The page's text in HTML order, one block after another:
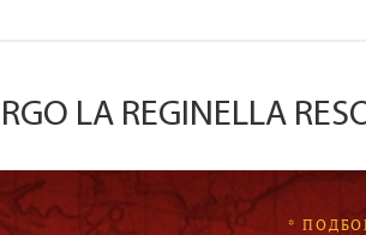
LA REGINELLA
*